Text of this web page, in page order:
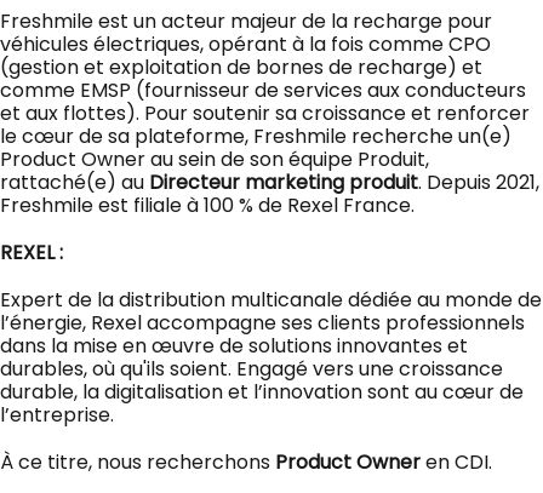
Freshmile est un acteur majeur de la recharge pour
véhicules électriques, opérant à la fois comme CPO
(gestion et exploitation de bornes de recharge) et
comme EMSP (fournisseur de services aux conducteurs
et aux flottes). Pour soutenir sa croissance et renforcer
le cœur de sa plateforme, Freshmile recherche un(e)
Product Owner au sein de son équipe Produit,
rattaché(e) au Directeur marketing produit. Depuis 2021,
Freshmile est filiale à 100 % de Rexel France.
REXEL :
Expert de la distribution multicanale dédiée au monde de
l’énergie, Rexel accompagne ses clients professionnels
dans la mise en œuvre de solutions innovantes et
durables, où qu'ils soient. Engagé vers une croissance
durable, la digitalisation et l’innovation sont au cœur de
l’entreprise.
À ce titre, nous recherchons Product Owneren CDI.